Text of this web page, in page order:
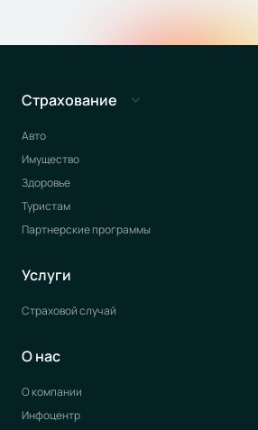
Страхование
Авто
Имущество
Здоровье
Туристам
Партнерские программы
Услуги
Страховой случай
О нас
О компании
Инфоцентр